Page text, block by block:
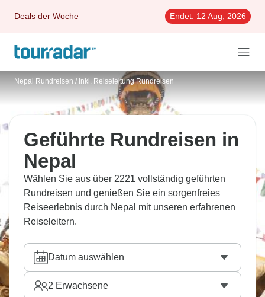
Deals der Woche Endet: 12 Aug, 2026
Nepal Rundreisen / Inkl. Reiseleitung Rundreisen
Geführte Rundreisen in
Nepal
Wählen Sie aus über 2221 vollständig geführten
Rundreisen und genießen Sie ein sorgenfreies
Reiseerlebnis durch Nepal mit unseren erfahrenen
Reiseleitern.
Datum auswählen
2 Erwachsene